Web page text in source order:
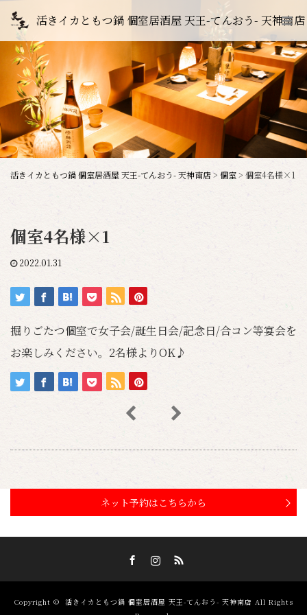
活きイカともつ鍋 個室居酒屋 天王-てんおう- 天神南店
活きイカともつ鍋 個室居酒屋 天王-てんおう- 天神南店> 個室> 個室4名様×1
個室4名様×1
2022.01.31
掘りごたつ個室で女子会/誕生日会/記念日/合コン等宴会を
お楽しみください。2名様よりOK♪
ネット予約はこちらから
Copyright © 活きイカともつ鍋 個室居酒屋 天王-てんおう- 天神南店 All Rights